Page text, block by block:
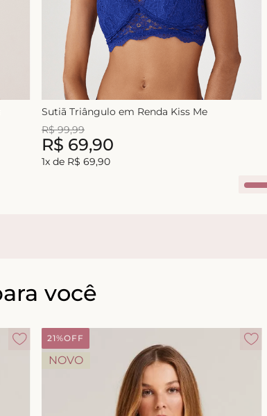
Sutiã Triângulo em Renda Kiss Me
R$ 99,99
R$ 69,90
1x de R$ 69,90
você
21%OFF
NOVO